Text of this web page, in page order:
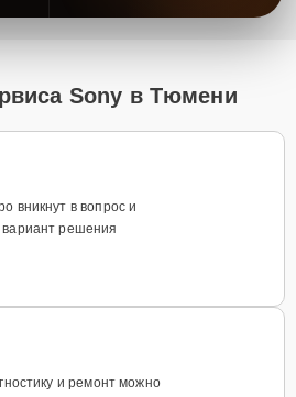
Sony в Тюмени
вникнут в вопрос и
решения
и ремонт можно